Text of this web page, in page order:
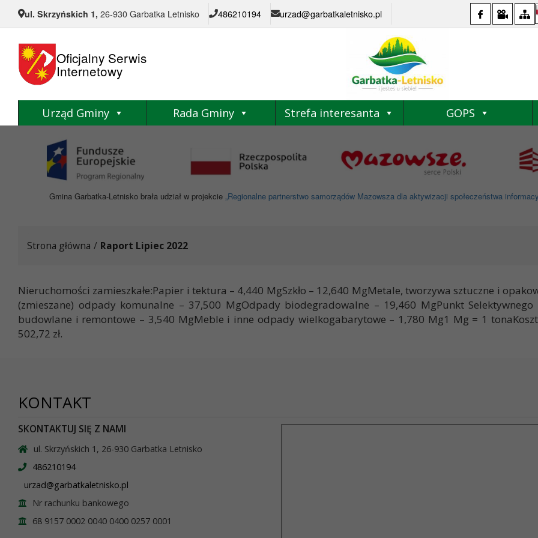
ul. Skrzyńskich 1, 26-930 Garbatka Letnisko 486210194 urzad@garbatkaletnisko.pl
Oficjalny Serwis
Internetowy
Urząd Gminy Rada Gminy Strefa interesanta GOPS
Gmina Garbatka-Letnisko brała udział w projekcie „Regionalne partnerstwo samorządów Mazowsza dla aktywizacji społeczeństwa
Strona główna / Raport Lipiec 2022
Nieruchomości zamieszkałe:Papier i tektura – 4,440 MgSzkło – 12,640 MgMetale, tworzywa sztuczne i
(zmieszane) odpady komunalne – 37,500 MgOdpady biodegradowalne – 19,460 MgPunkt Selektywnego
budowlane i remontowe – 3,540 MgMeble i inne odpady wielkogabarytowe – 1,780 Mg1 Mg = 1
502,72 zł.
KONTAKT
SKONTAKTUJ SIĘ Z NAMI
ul. Skrzyńskich 1, 26-930 Garbatka Letnisko
486210194
urzad@garbatkaletnisko.pl
Nr rachunku bankowego
68 9157 0002 0040 0400 0257 0001